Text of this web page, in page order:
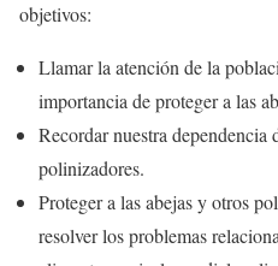
objetivos:
Llamar la atención de la
importancia de proteger a las
Recordar nuestra dependencia
polinizadores.
Proteger a las abejas y otros
resolver los problemas